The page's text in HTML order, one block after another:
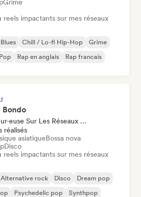
Grime
reels impactants sur mes réseaux
Blues Chill / Lo-fi Hip-Hop
Grime
Rap en anglais Rap francais
Bondo
Influenceur·euse Sur Les Réseaux Sociaux
réalisés
asiatiqueBossa nova
Disco
reels impactants sur mes réseaux
Alternative rock Disco
Dream pop
Psychedelic pop Synthpop